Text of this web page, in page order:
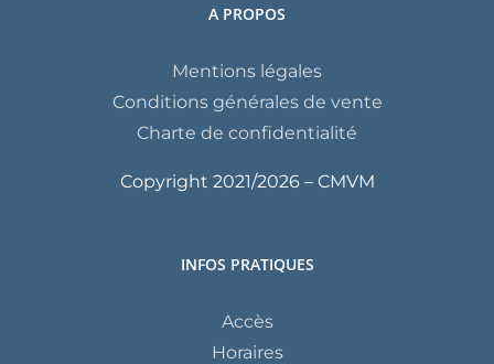
A PROPOS
Mentions légales
Conditions générales de vente
Charte de confidentialité
Copyright 2021/2026 – CMVM
INFOS PRATIQUES
Accès
Horaires